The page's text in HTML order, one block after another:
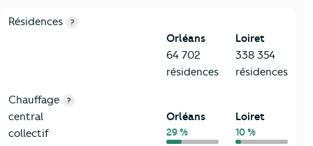
8-Chauffage
Critères Orléans
Résidences ?
Orléans
64 702
résidences
Loiret
338 354
résidences
Chauffage
central
collectif
?
Orléans
29 %
Loiret
10 %